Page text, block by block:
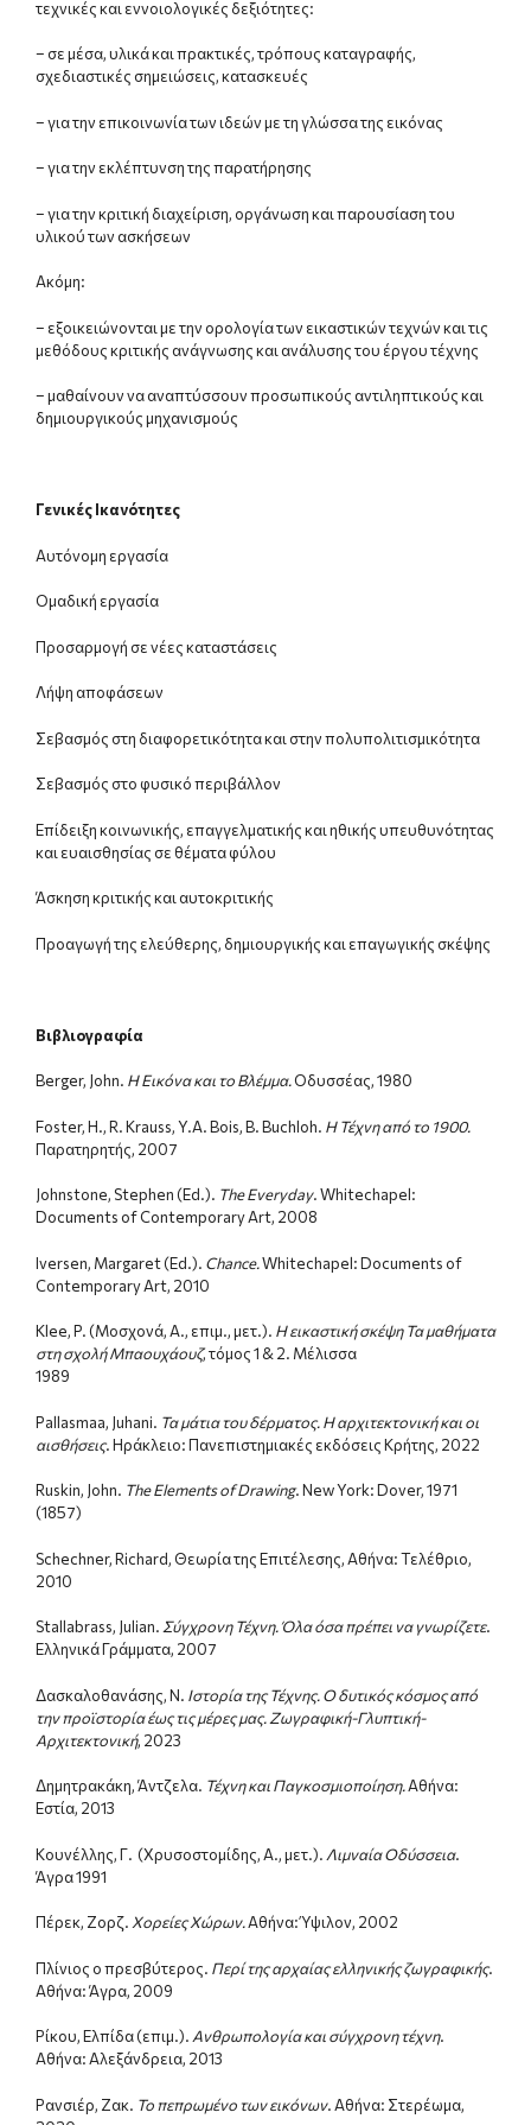
τεχνικές και εννοιολογικές δεξιότητες:
– σε μέσα, υλικά και πρακτικές, τρόπους καταγραφής,
σχεδιαστικές σημειώσεις, κατασκευές
– για την επικοινωνία των ιδεών με τη γλώσσα της εικόνας
– για την εκλέπτυνση της παρατήρησης
– για την κριτική διαχείριση, οργάνωση και παρουσίαση του
υλικού των ασκήσεων
Ακόμη:
– εξοικειώνονται με την ορολογία των εικαστικών τεχνών και τις
μεθόδους κριτικής ανάγνωσης και ανάλυσης του έργου τέχνης
– μαθαίνουν να αναπτύσσουν προσωπικούς αντιληπτικούς και
δημιουργικούς μηχανισμούς
Γενικές Ικανότητες
Αυτόνομη εργασία
Ομαδική εργασία
Προσαρμογή σε νέες καταστάσεις
Λήψη αποφάσεων
Σεβασμός στη διαφορετικότητα και στην πολυπολιτισμικότητα
Σεβασμός στο φυσικό περιβάλλον
Επίδειξη κοινωνικής, επαγγελματικής και ηθικής υπευθυνότητας
και ευαισθησίας σε θέματα φύλου
Άσκηση κριτικής και αυτοκριτικής
Προαγωγή της ελεύθερης, δημιουργικής και επαγωγικής σκέψης
Βιβλιογραφία
Berger, John. Η Εικόνα και το Βλέμμα.Οδυσσέας, 1980
Foster, H., R. Krauss, Y.A. Bois, B. Buchloh. Η Τέχνη από το 1900.
Παρατηρητής, 2007
Johnstone, Stephen (Ed.). The Everyday. Whitechapel:
Documents of Contemporary Art, 2008
Iversen, Margaret (Ed.). Chance.Whitechapel: Documents of
Contemporary Art, 2010
Klee, P. (Μοσχονά, Α., επιμ., μετ.). Η εικαστική σκέψη Τα μαθήματα
στη σχολή Μπαουχάουζ, τόμος 1 & 2. Μέλισσα
1989
Pallasmaa, Juhani. Τα μάτια του δέρματος. Η αρχιτεκτονική και οι
αισθήσεις. Ηράκλειο: Πανεπιστημιακές εκδόσεις Κρήτης, 2022
Ruskin, John. The Elements of Drawing. New York: Dover, 1971
(1857)
Schechner, Richard, Θεωρία της Επιτέλεσης, Αθήνα: Τελέθριο,
2010
Stallabrass, Julian. Σύγχρονη Τέχνη. Όλα όσα πρέπει να γνωρίζετε.
Ελληνικά Γράμματα, 2007
Δασκαλοθανάσης, Ν. Ιστορία της Τέχνης. Ο δυτικός κόσμος από
την προϊστορία έως τις μέρες μας. Ζωγραφική-Γλυπτική-
Αρχιτεκτονική, 2023
Δημητρακάκη, Άντζελα. Τέχνη και Παγκοσμιοποίηση.Αθήνα:
Εστία, 2013
Κουνέλλης, Γ. (Χρυσοστομίδης, Α., μετ.). Λιμναία Οδύσσεια.
Άγρα 1991
Πέρεκ, Ζορζ. Χορείες Χώρων.Αθήνα: Ύψιλον, 2002
Πλίνιος ο πρεσβύτερος. Περί της αρχαίας ελληνικής ζωγραφικής.
Αθήνα: Άγρα, 2009
Ρίκου, Ελπίδα (επιμ.). Ανθρωπολογία και σύγχρονη τέχνη.
Αθήνα: Αλεξάνδρεια, 2013
Ρανσιέρ, Ζακ. Το πεπρωμένο των εικόνων. Αθήνα: Στερέωμα,